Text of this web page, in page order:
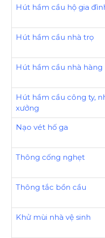
Hút hầm cầu hộ gia
Hút hầm cầu nhà trọ
Hút hầm cầu nhà hàng
Hút hầm cầu công ty,
xưởng
Nạo vét hố ga
Thông cống nghẹt
Thông tắc bồn cầu
Khử mùi nhà vệ sinh